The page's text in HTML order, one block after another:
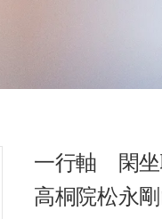
一行軸 閑
高桐院松永